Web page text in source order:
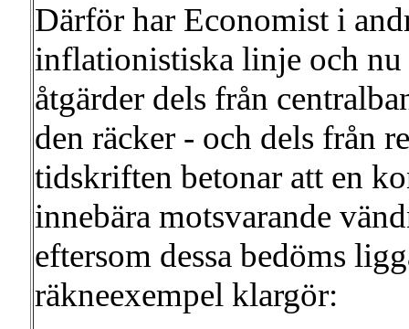
Därför har Economist i
inflationistiska linje och nu
åtgärder dels från
den räcker - och dels från
tidskriften betonar att en
innebära motsvarande
eftersom dessa bedöms
räkneexempel klargör: